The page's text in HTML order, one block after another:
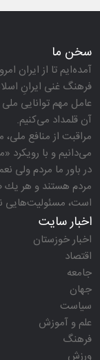
سخن ما
آمده‌ایم تا از ایران
فرهنگ غنی ایرانِ
عامل مهم توانایی
آن قلمداد می‌كنیم.
مراقبت از منافع
می‌دانیم و با رویكرد
در باور ما مردم ولی
مردم هستند و هر یك
است، مسئولیت‌هایی
اخبار سایت
اخبار خوزستان
اقتصاد
جامعه
جهان
سیاست
علم و آموزش
فرهنگ
ورزش